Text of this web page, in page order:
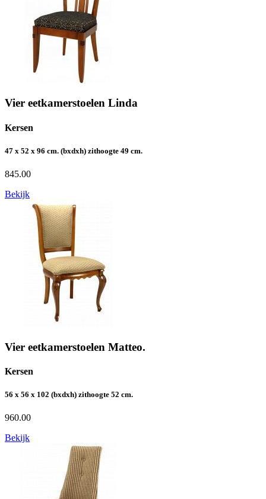
Vier eetkamerstoelen Linda
Kersen
47 x 52 x 96 cm. (bxdxh) zithoogte 49 cm.
845.00
Bekijk
Vier eetkamerstoelen Matteo.
Kersen
56 x 56 x 102 (bxdxh) zithoogte 52 cm.
960.00
Bekijk